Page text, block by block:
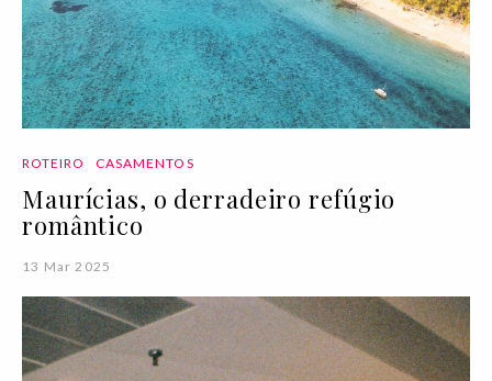
ROTEIRO CASAMENTOS
Maurícias, o derradeiro refúgio
romântico
13 Mar 2025